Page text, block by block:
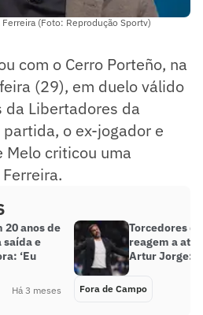
(Foto: Reprodução Sportv)
com o Cerro Porteño, na
(29), em duelo válido
da Libertadores da
o ex-jogador e
criticou uma
20 anos de
saída e
‘Eu
Há 3 meses
Torcedores
reagem a
Artur Jorge:
Fora de Campo